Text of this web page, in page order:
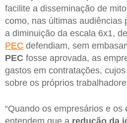
facilite a disseminação de
como, nas últimas audiências
a diminuição da escala 6x1,
PEC defendiam, sem
PEC fosse aprovada, as
gastos em contratações,
sobre os próprios
“Quando os empresários e os
entendem que a redução da